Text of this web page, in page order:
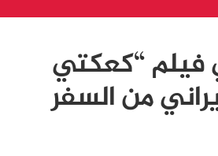
“كعكتي
من السفر